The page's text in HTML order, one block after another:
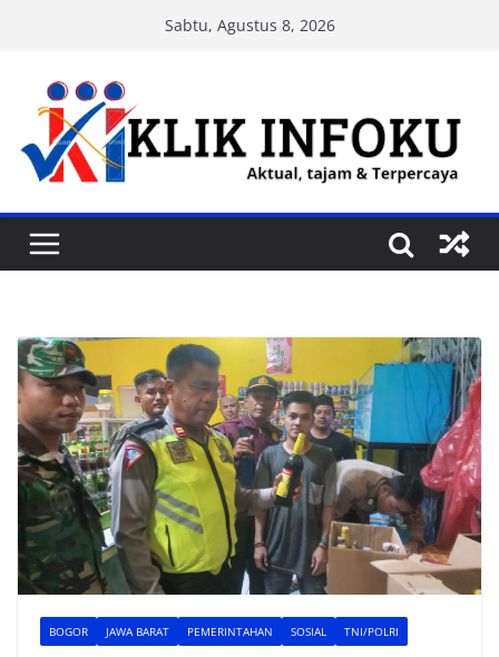
content
Sabtu, Agustus 8, 2026
BOGOR JAWA BARAT PEMERINTAHAN SOSIAL TNI/POLRI